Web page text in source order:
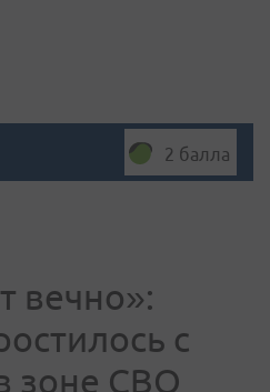
2 балла
вечно»:
с
зоне СВО